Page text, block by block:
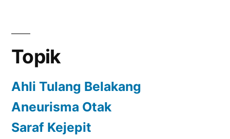
Topik
Ahli Tulang Belakang
Aneurisma Otak
Saraf Kejepit